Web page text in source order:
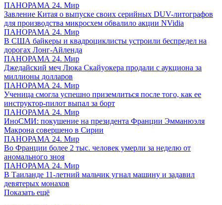
ПАНОРАМА 24. Мир
Завление Китая о выпуске своих серийных DUV-литографов
для производства микросхем обвалило акции NVidia
ПАНОРАМА 24. Мир
В США байкеры и квадроциклисты устроили беспредел на
дорогах Лонг-Айленда
ПАНОРАМА 24. Мир
Джедайский меч Люка Скайуокера продали с аукциона за
миллионы долларов
ПАНОРАМА 24. Мир
Ученица смогла успешно приземлиться после того, как ее
инструктор-пилот выпал за борт
ПАНОРАМА 24. Мир
ИноСМИ: покушение на президента Франции Эмманюэля
Макрона совершено в Сирии
ПАНОРАМА 24. Мир
Во Франции более 2 тыс. человек умерли за неделю от
аномального зноя
ПАНОРАМА 24. Мир
В Таиланде 11-летний мальчик угнал машину и задавил
девятерых монахов
Показать ещё